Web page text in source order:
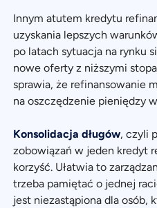
Innym atutem kredytu
uzyskania lepszych
po latach sytuacja na rynku
nowe oferty z niższymi
sprawia, że refinansowanie
na oszczędzenie pieniędzy
Konsolidacja długów, czyli
zobowiązań w jeden kredyt
korzyść. Ułatwia to
trzeba pamiętać o jednej
jest niezastąpiona dla osób,